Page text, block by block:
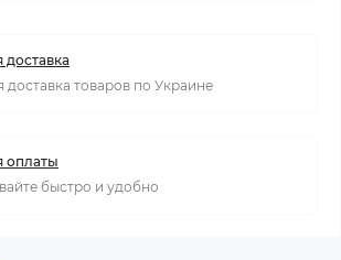
доставка
доставка товаров по Украине
оплаты
быстро и удобно